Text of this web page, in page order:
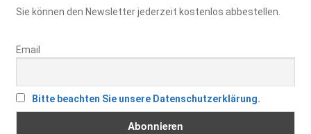
Sie können den Newsletter jederzeit kostenlos abbestellen.
Email
Bitte beachten Sie unsere Datenschutzerklärung.